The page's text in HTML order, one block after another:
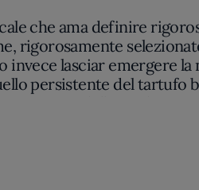
che ama definire
rigorosamente
lasciar emergere
persistente del tartufo
sempre fedele a